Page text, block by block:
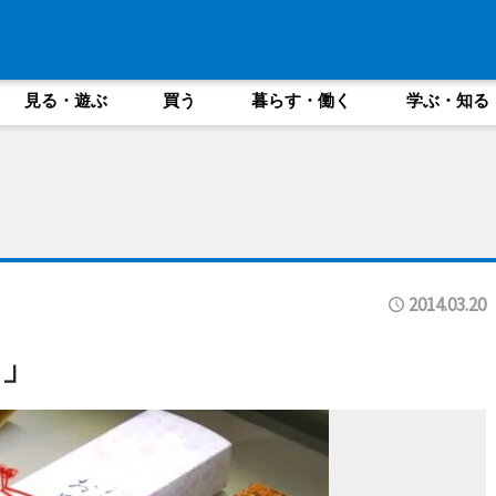
見る・遊ぶ 買う 暮らす・働く 学ぶ・知る
2014.03.20